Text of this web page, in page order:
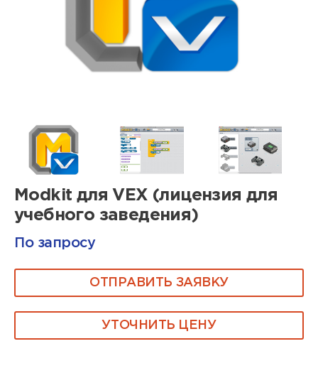
Modkit для VEX (лицензия для
учебного заведения)
По запросу
ОТПРАВИТЬ ЗАЯВКУ
УТОЧНИТЬ ЦЕНУ